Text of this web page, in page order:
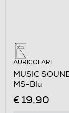
AURICOLARI
MUSIC
MS-Blu
€ 19,90